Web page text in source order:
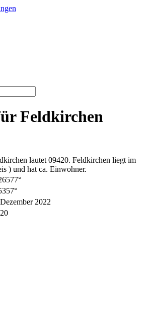
Feldkirchen
lautet 09420. Feldkirchen liegt im
) und hat ca. Einwohner.
2022